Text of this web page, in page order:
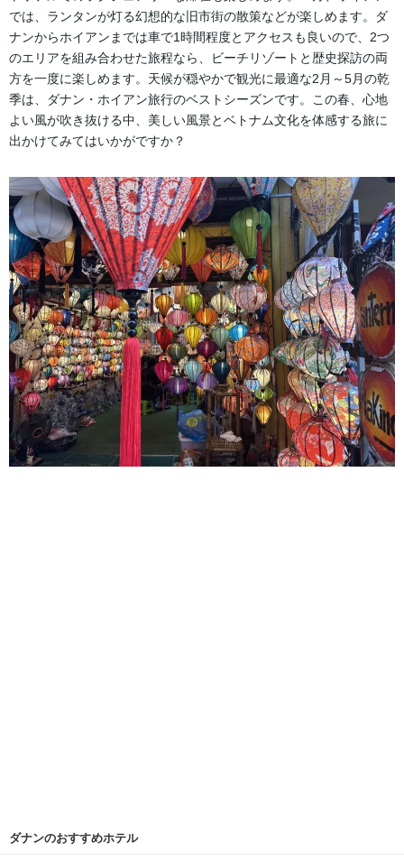
では、ランタンが灯る幻想的な旧市街の散策などが楽しめます。ダ
ナンからホイアンまでは車で1時間程度とアクセスも良いので、2つ
のエリアを組み合わせた旅程なら、ビーチリゾートと歴史探訪の両
方を一度に楽しめます。天候が穏やかで観光に最適な2月～5月の乾
季は、ダナン・ホイアン旅行のベストシーズンです。この春、心地
よい風が吹き抜ける中、美しい風景とベトナム文化を体感する旅に
出かけてみてはいかがですか？
ダナンのおすすめホテル